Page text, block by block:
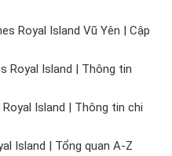
Royal Island Vũ Yên | Cập
Royal Island | Thông tin
Island | Thông tin chi
Island | Tổng quan A-Z